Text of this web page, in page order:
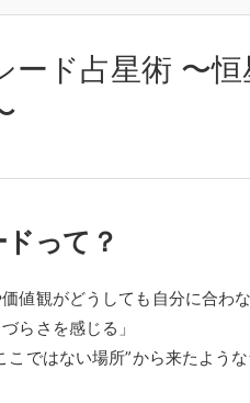
ード占星術 〜
って？
値観がどうしても自分に合わな
らさを感じる」
こではない場所”から来たような